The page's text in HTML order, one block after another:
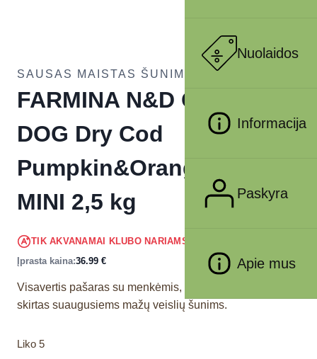
Nuolaidos
Informacija
Paskyra
Apie mus
SAUSAS MAISTAS ŠUNIMS
FARMINA N&D OCEAN –
DOG Dry Cod
Pumpkin&Orange ADULT
MINI 2,5 kg
TIK AKVANAMAI KLUBO NARIAMS
Įprasta kaina:36.99 €
Visavertis pašaras su menkėmis, moliųgais ir apelsinais
skirtas suaugusiems mažų veislių šunims.
Liko 5